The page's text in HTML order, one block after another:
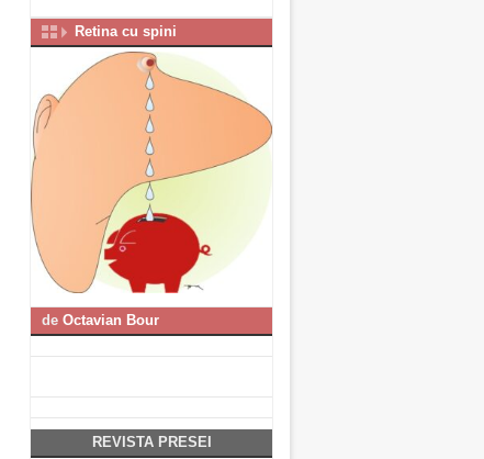
Retina cu spini
de Octavian Bour
REVISTA PRESEI